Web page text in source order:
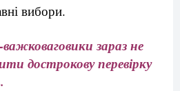
вибори.
зараз не
дострокову перевірку